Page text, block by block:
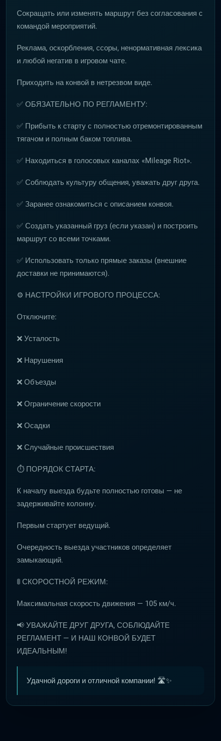
Сокращать или изменять маршрут без согласования с
командой мероприятий.
Реклама, оскорбления, ссоры, ненормативная лексика
и любой негатив в игровом чате.
Приходить на конвой в нетрезвом виде.
✅ ОБЯЗАТЕЛЬНО ПО РЕГЛАМЕНТУ:
✅ Прибыть к старту с полностью отремонтированным
тягачом и полным баком топлива.
✅ Находиться в голосовых каналах «Mileage Riot».
✅ Соблюдать культуру общения, уважать друг друга.
✅ Заранее ознакомиться с описанием конвоя.
✅ Создать указанный груз (если указан) и построить
маршрут со всеми точками.
✅ Использовать только прямые заказы (внешние
доставки не принимаются).
⚙️ НАСТРОЙКИ ИГРОВОГО ПРОЦЕССА:
Отключите:
❌ Усталость
❌ Нарушения
❌ Объезды
❌ Ограничение скорости
❌ Осадки
❌ Случайные происшествия
⏱ ПОРЯДОК СТАРТА:
К началу выезда будьте полностью готовы — не
задерживайте колонну.
Первым стартует ведущий.
Очередность выезда участников определяет
замыкающий.
🚦 СКОРОСТНОЙ РЕЖИМ:
Максимальная скорость движения — 105 км/ч.
📢 УВАЖАЙТЕ ДРУГ ДРУГА, СОБЛЮДАЙТЕ
РЕГЛАМЕНТ — И НАШ КОНВОЙ БУДЕТ
ИДЕАЛЬНЫМ!
Удачной дороги и отличной компании! 🛣️✨